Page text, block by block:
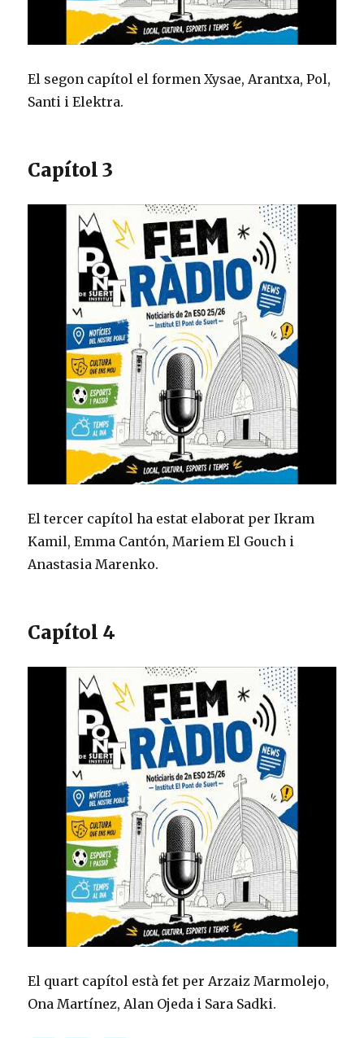
El segon capítol el formen Xysae, Arantxa, Pol,
Santi i Elektra.
Capítol 3
El tercer capítol ha estat elaborat per Ikram
Kamil, Emma Cantón, Mariem El Gouch i
Anastasia Marenko.
Capítol 4
El quart capítol està fet per Arzaiz Marmolejo,
Ona Martínez, Alan Ojeda i Sara Sadki.